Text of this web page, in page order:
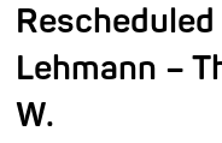
Lehmann –
W.